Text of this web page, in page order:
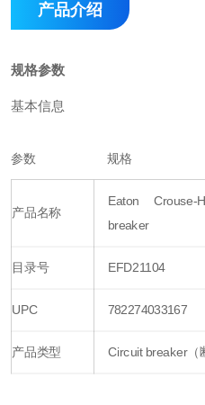
产品介绍
规格参数
基本信息
参数 规格
产品名称
Eaton
breaker
目录号 EFD21104
UPC 782274033167
产品类型 Circuit breaker（